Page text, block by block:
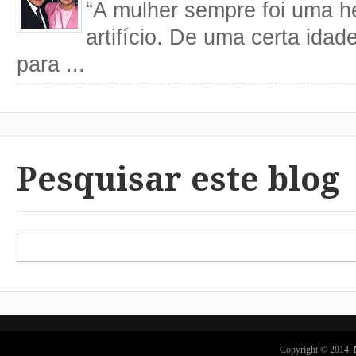
“A mulher sempre foi uma
artifício. De uma certa
para ...
Pesquisar este blog
Copyright © 2014.